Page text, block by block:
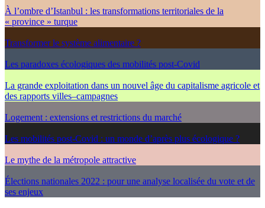
À l’ombre d’Istanbul : les transformations territoriales de la
« province » turque
Transformer le système alimentaire ?
Les paradoxes écologiques des mobilités post-Covid
La grande exploitation dans un nouvel âge du capitalisme agricole et
des rapports villes–campagnes
Logement : extensions et restrictions du marché
Les mobilités post-Covid : un monde d’après plus écologique ?
Le mythe de la métropole attractive
Élections nationales 2022 : pour une analyse localisée du vote et de
ses enjeux